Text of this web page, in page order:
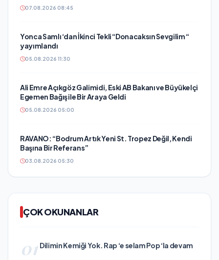
07.08.2026 08:45
Yonca Samlı ‘dan İkinci Tekli “Donacaksın Sevgilim “
yayımlandı
05.08.2026 11:30
Ali Emre Açıkgöz Galimidi, Eski AB Bakanı ve Büyükelçi
Egemen Bağış ile Bir Araya Geldi
05.08.2026 05:00
RAVANO: “Bodrum Artık Yeni St. Tropez Değil, Kendi
Başına Bir Referans”
03.08.2026 05:30
ÇOK OKUNANLAR
01 Dilimin Kemiği Yok. Rap ‘e selam Pop ‘la devam